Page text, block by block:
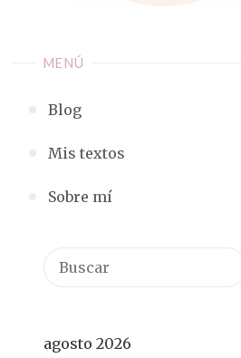
MENÚ
Blog
Mis textos
Sobre mí
Buscar
agosto 2026